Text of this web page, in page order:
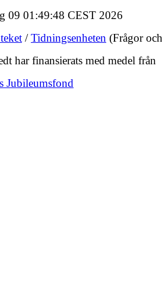
09 01:49:48 CEST 2026
/Tidningsenheten (Frågor
har finansierats med medel från
Jubileumsfond